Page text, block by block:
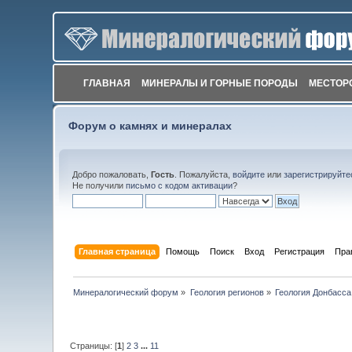
ГЛАВНАЯ МИНЕРАЛЫ И ГОРНЫЕ ПОРОДЫ
Форум о камнях и минералах
Добро пожаловать,Гость . Пожалуйста,войдите или
Не получилиписьмо с кодом активации?
Главная страница Помощь Поиск Вход Регистрация
Минералогический форум » Геология регионов» Геология
Страницы: [1]2 3 ... 11